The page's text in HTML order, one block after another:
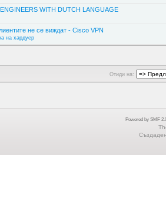
WITH DUTCH LANGUAGE
не се виждат - Cisco VPN
на хардуер
Отиди на:
Powered by SMF